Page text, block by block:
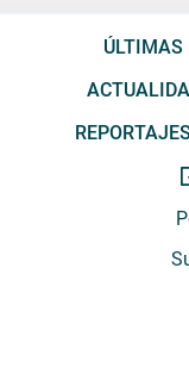
ÚLTIMAS
REPORTAJES